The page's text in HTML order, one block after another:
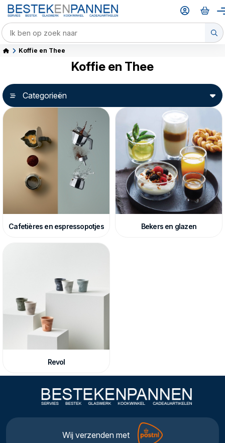
Koffie en Thee
Koffie en Thee
Categorieën
Cafetières en espressopotjes Bekers en glazen
Revol
Wij verzenden met